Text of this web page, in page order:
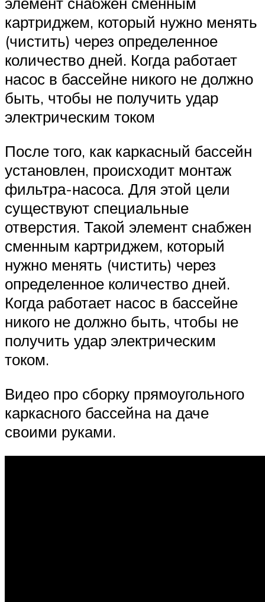
картриджем, который нужно менять
(чистить) через определенное
количество дней. Когда работает
насос в бассейне никого не должно
быть, чтобы не получить удар
электрическим током
После того, как каркасный бассейн
установлен, происходит монтаж
фильтра-насоса. Для этой цели
существуют специальные
отверстия. Такой элемент снабжен
сменным картриджем, который
нужно менять (чистить) через
определенное количество дней.
Когда работает насос в бассейне
никого не должно быть, чтобы не
получить удар электрическим
током.
Видео про сборку прямоугольного
каркасного бассейна на даче
своими руками.